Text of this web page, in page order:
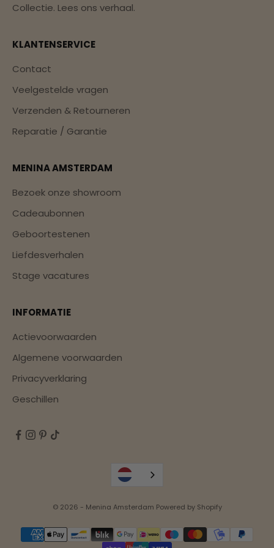
Collectie. Lees ons verhaal.
KLANTENSERVICE
Contact
Veelgestelde vragen
Verzenden & Retourneren
Reparatie / Garantie
MENINA AMSTERDAM
Bezoek onze showroom
Cadeaubonnen
Geboortestenen
Liefdesverhalen
Stage vacatures
INFORMATIE
Actievoorwaarden
Algemene voorwaarden
Privacyverklaring
Geschillen
© 2026 - Menina Amsterdam Powered by Shopify